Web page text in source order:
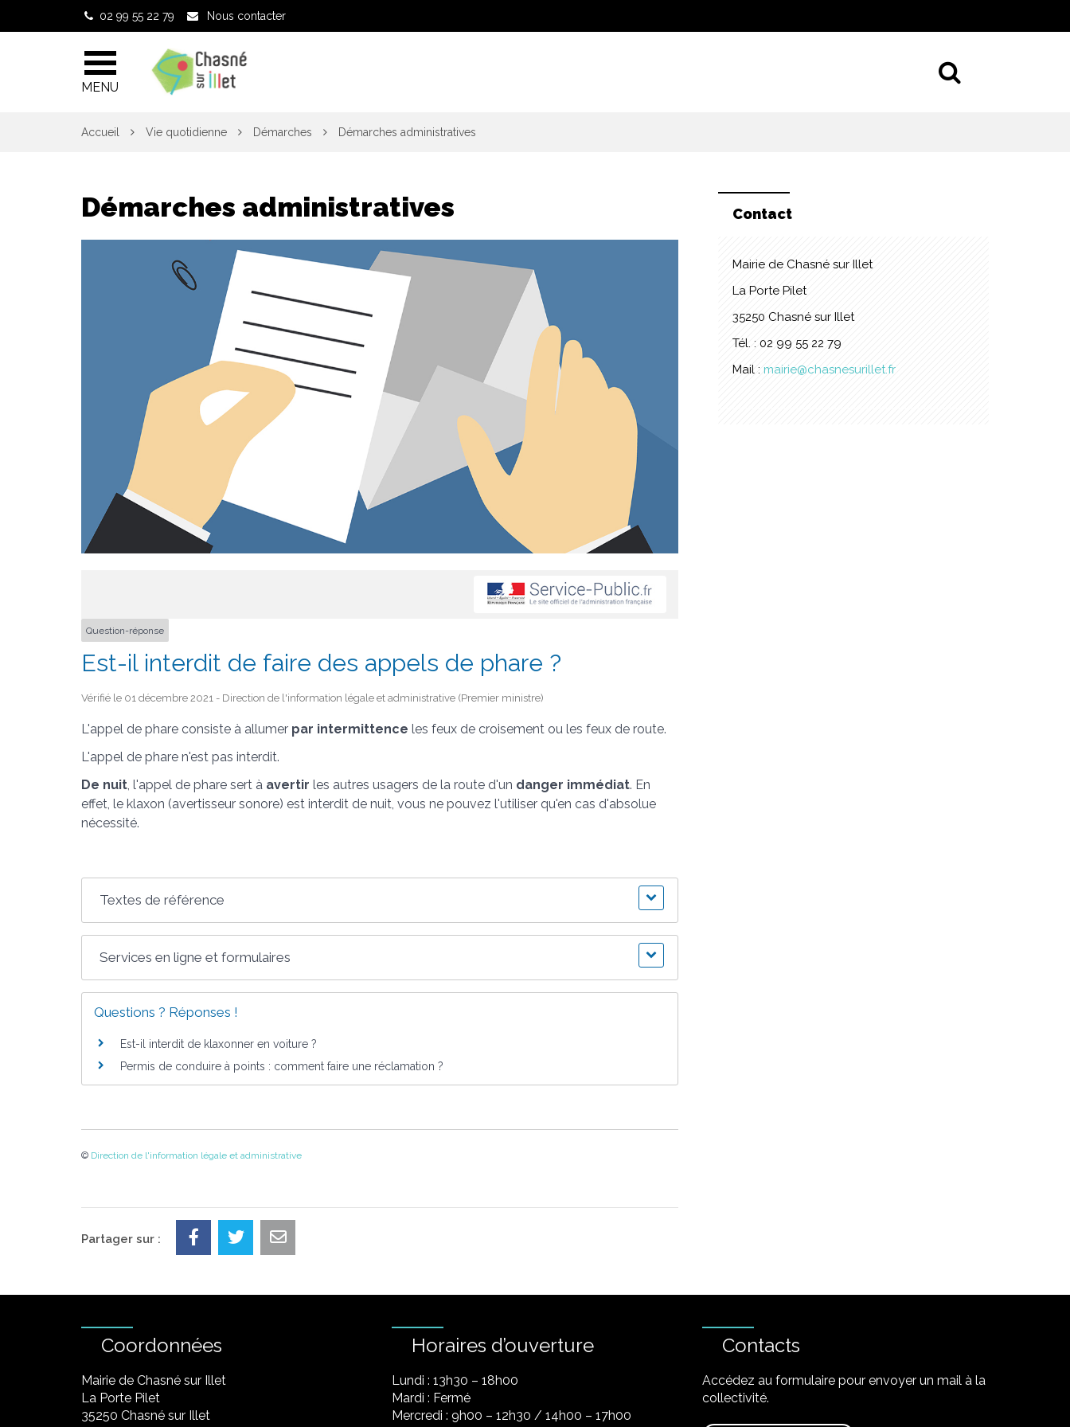
02 99 55 22 79 Nous contacter
MENU
Accueil Vie quotidienne Démarches Démarches administratives
Démarches administratives
Question-réponse
Est-il interdit de faire des appels de phare ?
Vérifié le 01 décembre 2021 - Direction de l'information légale et administrative (Premier ministre)
L'appel de phare consiste à allumer par intermittence les feux de croisement ou les feux de route.
L'appel de phare n'est pas interdit.
De nuit, l'appel de phare sert à avertir les autres usagers de la route d'un danger immédiat. En
effet, le klaxon (avertisseur sonore) est interdit de nuit, vous ne pouvez l'utiliser qu'en cas d'absolue
nécessité.
Textes de référence
Services en ligne et formulaires
Questions ? Réponses !
Est-il interdit de klaxonner en voiture ?
Permis de conduire à points : comment faire une réclamation ?
© Direction de l'information légale et administrative
Contact
Mairie de Chasné sur Illet
La Porte Pilet
35250 Chasné sur Illet
Tél. : 02 99 55 22 79
Mail : mairie@chasnesurillet.fr
Partager sur :
Coordonnées
Mairie de Chasné sur Illet
La Porte Pilet
35250 Chasné sur Illet
Horaires d’ouverture
Lundi : 13h30 – 18h00
Mardi : Fermé
Mercredi : 9h00 – 12h30 / 14h00 – 17h00
Contacts
Accédez au formulaire pour envoyer un mail à la
collectivité.